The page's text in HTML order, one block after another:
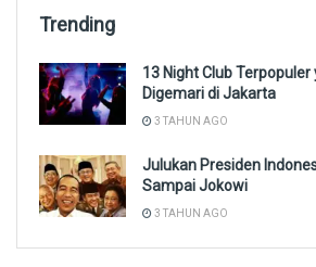
Trending
13 Night Club Terpopuler
Digemari di Jakarta
3 TAHUN AGO
Julukan Presiden
Sampai Jokowi
3 TAHUN AGO